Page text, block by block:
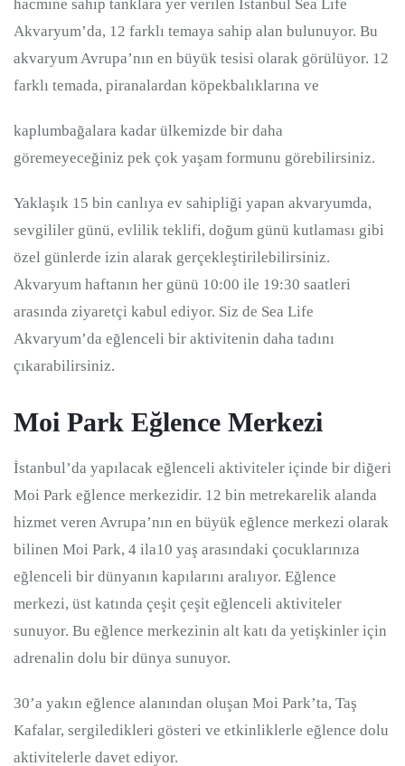
hacmine sahip tanklara yer verilen İstanbul Sea Life
Akvaryum’da, 12 farklı temaya sahip alan bulunuyor. Bu
akvaryum Avrupa’nın en büyük tesisi olarak görülüyor. 12
farklı temada, piranalardan köpekbalıklarına ve
kaplumbağalara kadar ülkemizde bir daha
göremeyeceğiniz pek çok yaşam formunu görebilirsiniz.
Yaklaşık 15 bin canlıya ev sahipliği yapan akvaryumda,
sevgililer günü, evlilik teklifi, doğum günü kutlaması gibi
özel günlerde izin alarak gerçekleştirilebilirsiniz.
Akvaryum haftanın her günü 10:00 ile 19:30 saatleri
arasında ziyaretçi kabul ediyor. Siz de Sea Life
Akvaryum’da eğlenceli bir aktivitenin daha tadını
çıkarabilirsiniz.
Moi Park Eğlence Merkezi
İstanbul’da yapılacak eğlenceli aktiviteler içinde bir diğeri
Moi Park eğlence merkezidir. 12 bin metrekarelik alanda
hizmet veren Avrupa’nın en büyük eğlence merkezi olarak
bilinen Moi Park, 4 ila10 yaş arasındaki çocuklarınıza
eğlenceli bir dünyanın kapılarını aralıyor. Eğlence
merkezi, üst katında çeşit çeşit eğlenceli aktiviteler
sunuyor. Bu eğlence merkezinin alt katı da yetişkinler için
adrenalin dolu bir dünya sunuyor.
30’a yakın eğlence alanından oluşan Moi Park’ta, Taş
Kafalar, sergiledikleri gösteri ve etkinliklerle eğlence dolu
aktivitelerle davet ediyor.